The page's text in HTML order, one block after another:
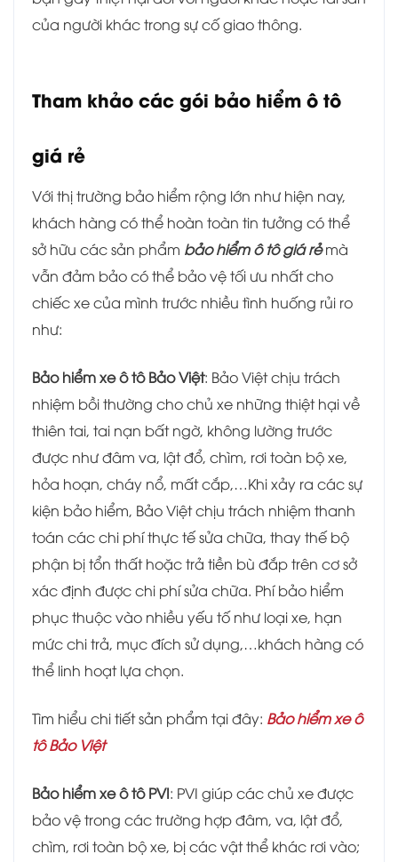
của người khác trong sự cố giao thông.
Tham khảo các gói bảo hiểm ô tô
giá rẻ
Với thị trường bảo hiểm rộng lớn như hiện nay,
khách hàng có thể hoàn toàn tin tưởng có thể
sở hữu các sản phẩm bảo hiểm ô tô giá rẻmà
vẫn đảm bảo có thể bảo vệ tối ưu nhất cho
chiếc xe của mình trước nhiều tình huống rủi ro
như:
Bảo hiểm xe ô tô Bảo Việt: Bảo Việt chịu trách
nhiệm bồi thường cho chủ xe những thiệt hại về
thiên tai, tai nạn bất ngờ, không lường trước
được như đâm va, lật đổ, chìm, rơi toàn bộ xe,
hỏa hoạn, cháy nổ, mất cắp,…Khi xảy ra các sự
kiện bảo hiểm, Bảo Việt chịu trách nhiệm thanh
toán các chi phí thực tế sửa chữa, thay thế bộ
phận bị tổn thất hoặc trả tiền bù đắp trên cơ sở
xác định được chi phí sửa chữa. Phí bảo hiểm
phục thuộc vào nhiều yếu tố như loại xe, hạn
mức chi trả, mục đích sử dụng,…khách hàng có
thể linh hoạt lựa chọn.
Tìm hiểu chi tiết sản phẩm tại đây: Bảo hiểm xe ô
tô Bảo Việt
Bảo hiểm xe ô tô PVI: PVI giúp các chủ xe được
bảo vệ trong các trường hợp đâm, va, lật đổ,
chìm, rơi toàn bộ xe, bị các vật thể khác rơi vào;